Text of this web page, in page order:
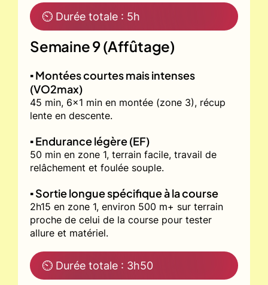
⏲ Durée totale : 5h
Semaine 9 (Affûtage)
▪️ Montées courtes mais intenses
(VO2max)
45 min, 6x1 min en montée (zone 3), récup
lente en descente.
▪️ Endurance légère (EF)
50 min en zone 1, terrain facile, travail de
relâchement et foulée souple.
▪️ Sortie longue spécifique à la course
2h15 en zone 1, environ 500 m+ sur terrain
proche de celui de la course pour tester
allure et matériel.
⏲ Durée totale : 3h50